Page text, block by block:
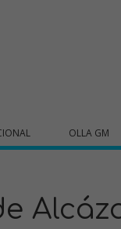
OLLA GM